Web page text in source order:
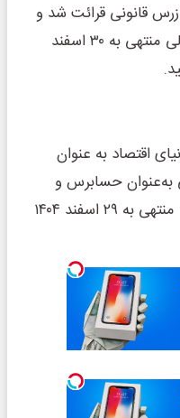
قانونی قرائت شد و
صورت‌های مالی مربوط به سال مالی منتهی به ۳۰ اسفند
اقتصاد به عنوان
به‌عنوان حسابرس و
بازرس قانونی بانک برای سال مالی منتهی به ۲۹ اسفند ۱۴۰۴